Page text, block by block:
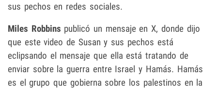
sus pechos en redes sociales.
Miles Robbins publicó un mensaje en X, donde dijo
que este video de Susan y sus pechos está
eclipsando el mensaje que ella está tratando de
enviar sobre la guerra entre Israel y Hamás. Hamás
es el grupo que gobierna sobre los palestinos en la